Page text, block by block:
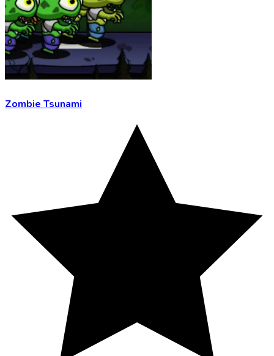
Zombie Tsunami